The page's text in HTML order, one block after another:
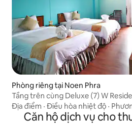
Phòng riêng tại Noen Phra
Tầng trên cùng Deluxe (7) W
Địa điểm · Điều hòa nhiệt độ ·
Căn hộ dịch vụ cho